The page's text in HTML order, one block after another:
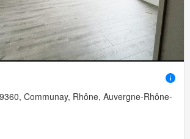
Communay, Rhône, Auvergne-Rhône-